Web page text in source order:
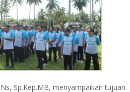
Sp.Kep.MB, menyampaikan tujuan